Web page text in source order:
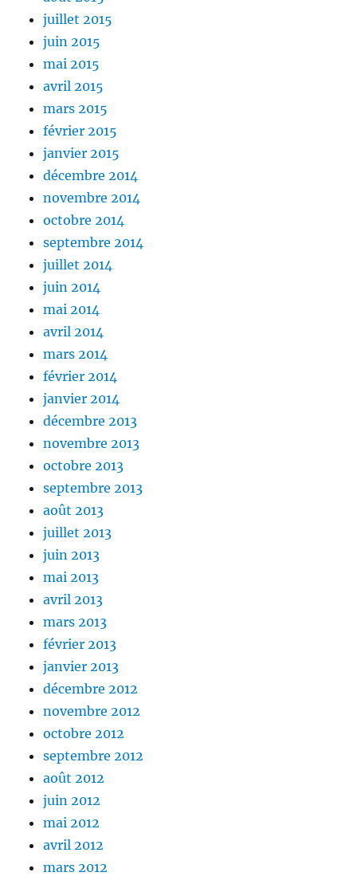
juillet 2015
juin 2015
mai 2015
avril 2015
mars 2015
février 2015
janvier 2015
décembre 2014
novembre 2014
octobre 2014
septembre 2014
juillet 2014
juin 2014
mai 2014
avril 2014
mars 2014
février 2014
janvier 2014
décembre 2013
novembre 2013
octobre 2013
septembre 2013
août 2013
juillet 2013
juin 2013
mai 2013
avril 2013
mars 2013
février 2013
janvier 2013
décembre 2012
novembre 2012
octobre 2012
septembre 2012
août 2012
juin 2012
mai 2012
avril 2012
mars 2012